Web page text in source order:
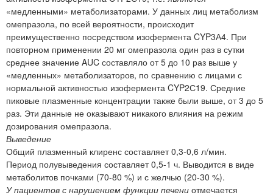
«медленными» метаболизаторами. У данных лиц метаболизм
омепразола, по всей вероятности, происходит
преимущественно посредством изофермента CYP3А4. При
повторном применении 20 мг омепразола один раз в сутки
среднее значение AUC составляло от 5 до 10 раз выше у
«медленных» метаболизаторов, по сравнению с лицами с
нормальной активностью изофермента CYP2С19. Средние
пиковые плазменные концентрации также были выше, от 3 до 5
раз. Эти данные не оказывают никакого влияния на режим
дозирования омепразола.
Выведение
Общий плазменный клиренс составляет 0,3-0,6 л/мин.
Период полувыведения составляет 0,5-1 ч. Выводится в виде
метаболитов почками (70-80 %) и с желчью (20-30 %).
У пациентов с нарушением функции печени отмечается